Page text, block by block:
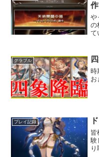
作
や
の
て
グラブル
時
お
プレイ記録
皆
験